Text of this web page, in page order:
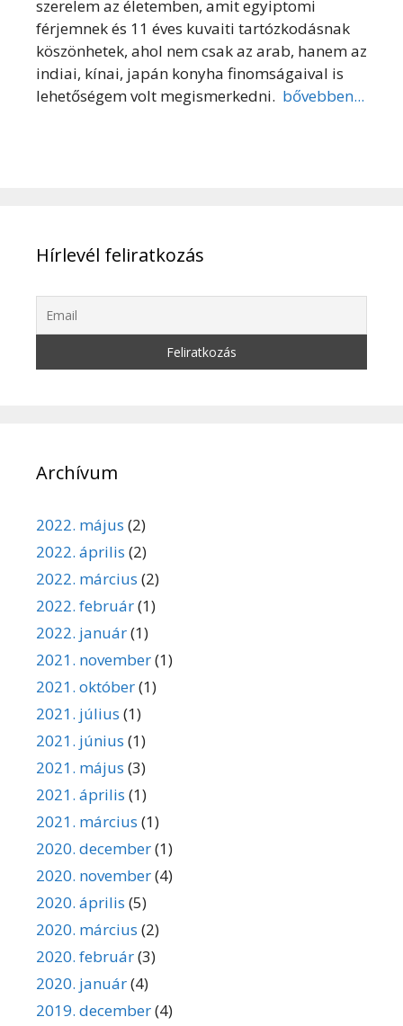
szerelem az életemben, amit egyiptomi
férjemnek és 11 éves kuvaiti tartózkodásnak
köszönhetek, ahol nem csak az arab, hanem az
indiai, kínai, japán konyha finomságaival is
lehetőségem volt megismerkedni. bővebben...
Hírlevél feliratkozás
Archívum
2022. május (2)
2022. április (2)
2022. március (2)
2022. február(1)
2022. január(1)
2021. november(1)
2021. október(1)
2021. július (1)
2021. június (1)
2021. május (3)
2021. április (1)
2021. március (1)
2020. december(1)
2020. november(4)
2020. április (5)
2020. március (2)
2020. február(3)
2020. január(4)
2019. december(4)